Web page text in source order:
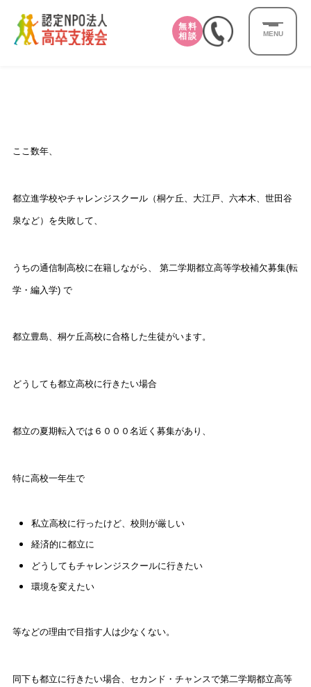
無料
相談
MENU
ここ数年、
都立進学校やチャレンジスクール（桐ケ丘、大江戸、六本木、世田谷
泉など）を失敗して、
うちの通信制高校に在籍しながら、 第二学期都立高等学校補欠募集(転
学・編入学) で
都立豊島、桐ケ丘高校に合格した生徒がいます。
どうしても都立高校に行きたい場合
都立の夏期転入では６０００名近く募集があり、
特に高校一年生で
私立高校に行ったけど、校則が厳しい
経済的に都立に
どうしてもチャレンジスクールに行きたい
環境を変えたい
等などの理由で目指す人は少なくない。
同下も都立に行きたい場合、セカンド・チャンスで第二学期都立高等